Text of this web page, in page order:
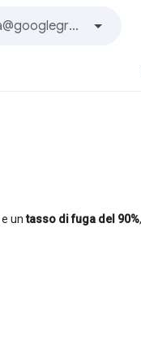
e untasso di fuga del 90%